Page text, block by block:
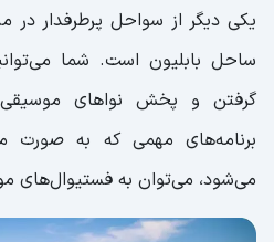
یکی دیگر از سواحل پرطرفدار در
ساحل بابلیون است. شما
گرفتن و پخش نواهای
برنامه‌های مهمی که به صورت
می‌شود، می‌توان به فستیوال‌های